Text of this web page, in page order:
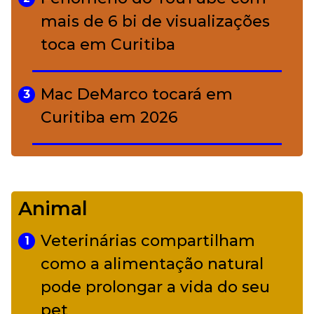
mais de 6 bi de visualizações
toca em Curitiba
3
Mac DeMarco tocará em
Curitiba em 2026
Camerata tem repertório
diverso a partir de R$ 17
Adriana Calcanhotto retoma
alter ego infantil para show em
Curitiba
Animal
1
Veterinárias compartilham
como a alimentação natural
pode prolongar a vida do seu
pet